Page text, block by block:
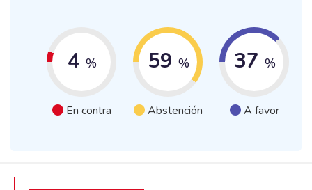
4 %
En contra
59 %
Abstención
37 %
A favor